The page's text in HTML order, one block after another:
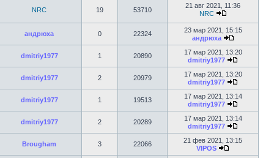
NRC 19 53710
21 авг 2021, 11:36
NRC
андрюха 0 22324
23 мар 2021, 15:15
андрюха
dmitriy1977 1 20890
17 мар 2021, 13:20
dmitriy1977
dmitriy1977 2 20979
17 мар 2021, 13:20
dmitriy1977
dmitriy1977 1 19513
17 мар 2021, 13:14
dmitriy1977
dmitriy1977 2 20289
17 мар 2021, 13:14
dmitriy1977
Brougham 3 22066
21 фев 2021, 13:15
VIPOS